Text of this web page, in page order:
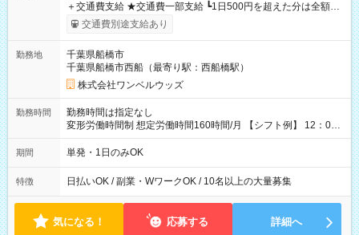
＋交通費支給 ★交通費一部支給 ┗1日500円を超えた分は全額支
給！ ※往復500円以内の方は自己負担となります ★日払いOK！
（規定あり） ┗働いたその日に現金GET♪ お仕事後はコンビニ
なし
交通費別途支給あり
勤務地
千葉県船橋市
千葉県船橋市西船（最寄り駅：西船橋駅）
株式会社ワンベルウッズ
勤務時間
勤務時間は指定なし
変形労働時間制 想定労働時間160時間/月 【シフト例】 12：00
～22：00
期間 単発・1日のみOK
特徴 日払いOK / 副業・WワークOK / 10名以上の大量募集
気になる！ 応募する 詳細へ